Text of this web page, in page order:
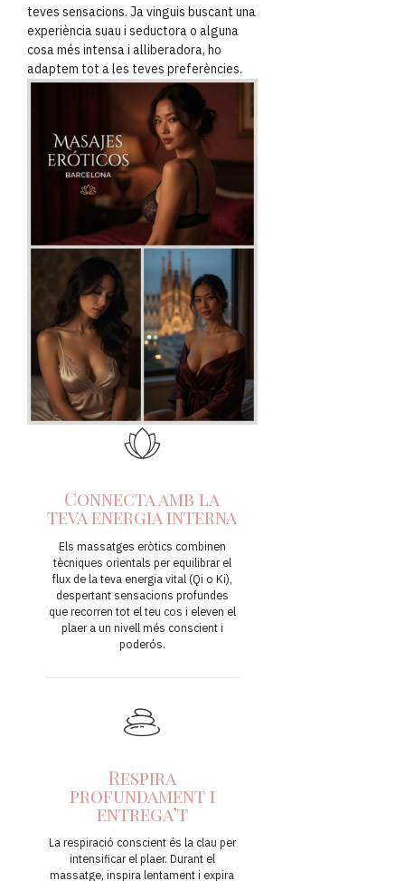
teves sensacions. Ja vinguis buscant una
experiència suau i seductora o alguna
cosa més intensa i alliberadora, ho
adaptem tot a les teves preferències.
Connecta amb la
teva energia interna
Els massatges eròtics combinen
tècniques orientals per equilibrar el
flux de la teva energia vital (Qi o Ki),
despertant sensacions profundes
que recorren tot el teu cos i eleven el
plaer a un nivell més conscient i
poderós.
Respira
profundament i
entrega’t
La respiració conscient és la clau per
intensificar el plaer. Durant el
massatge, inspira lentament i expira